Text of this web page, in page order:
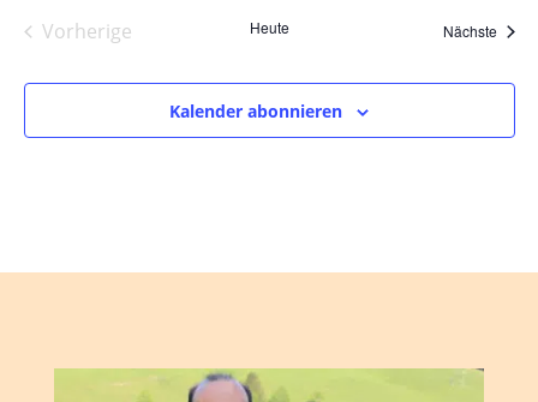
Vorherige
Heute Nächste
Kalender abonnieren